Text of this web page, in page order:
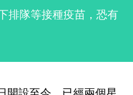
排隊等接種疫苗，恐有